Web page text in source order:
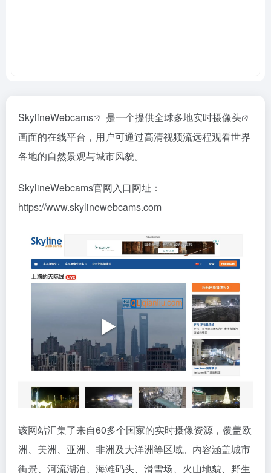
SkylineWebcams 是一个提供全球多地实时摄像头
画面的在线平台，用户可通过高清视频流远程观看世界
各地的自然景观与城市风貌。
SkylineWebcams官网入口网址：
https://www.skylinewebcams.com
该网站汇集了来自60多个国家的实时摄像资源，覆盖欧
洲、美洲、亚洲、非洲及大洋洲等区域。内容涵盖城市
街景、河流湖泊、海滩码头、滑雪场、火山地貌、野生